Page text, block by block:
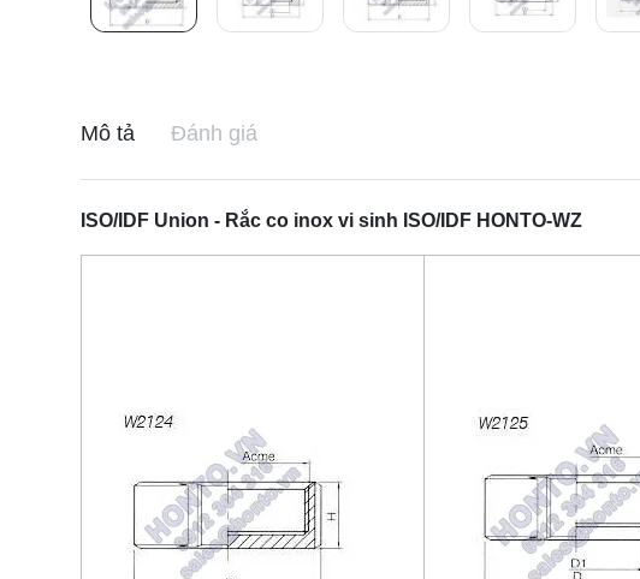
Mô tả Đánh giá
ISO/IDF Union - Rắc co inox vi sinh ISO/IDF HONTO-WZ